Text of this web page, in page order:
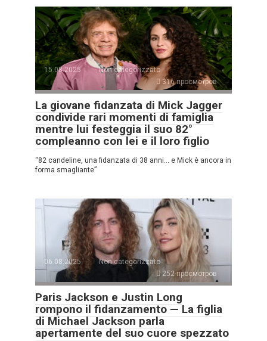
15.08.2025
Non categorizzato
316 просмотров
La giovane fidanzata di Mick Jagger
condivide rari momenti di famiglia
mentre lui festeggia il suo 82°
compleanno con lei e il loro figlio
“82 candeline, una fidanzata di 38 anni… e Mick è ancora in
forma smagliante”
06.08.2025
Non categorizzato
252 просмотров
Paris Jackson e Justin Long
rompono il fidanzamento — La figlia
di Michael Jackson parla
apertamente del suo cuore spezzato